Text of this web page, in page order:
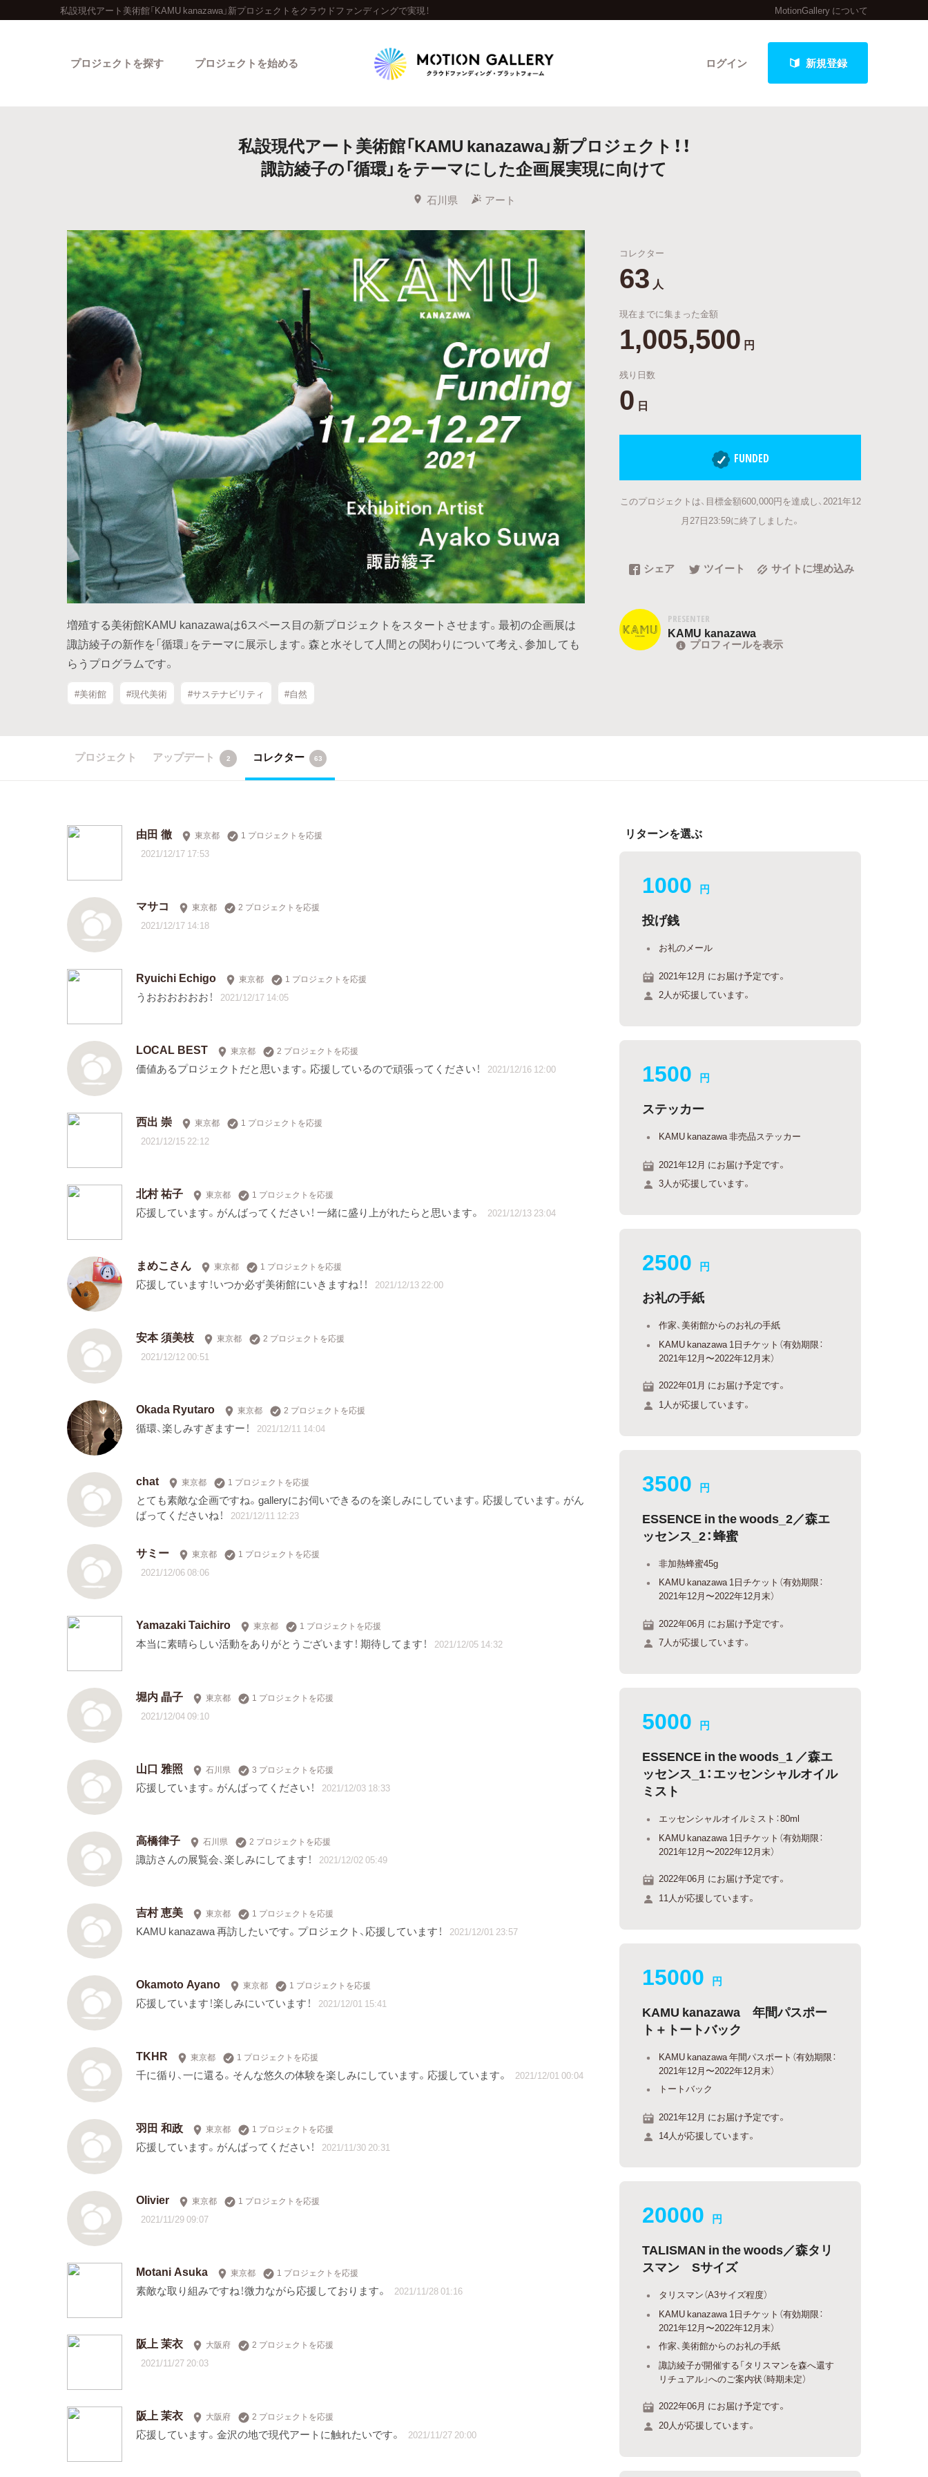
私設現代アート美術館「KAMU kanazawa」新プロジェクトをクラウドファンディングで実現！ MotionGallery について
ログイン 新規登録
プロジェクトを探す
人気のプロジェクト 新着プロジェクト 終了間近のプロジェクト
Feature
カテゴリーから探す タグから探す キュレーターから探す 特集から探す
Legendary
最新達成プロジェクト 調達額が大きいプロジェクト
プロジェクトを始める
私設現代アート美術館「KAMU kanazawa」新プロジェクト！！
諏訪綾子の「循環」をテーマにした企画展実現に向けて
石川県 アート
増殖する美術館KAMU kanazawaは6スペース目の新プロジェクトをスタートさせます。最初の企画展は
諏訪綾子の新作を「循環」をテーマに展示します。森と水そして人間との関わりについて考え、参加しても
らうプログラムです。
#美術館 #現代美術 #サステナビリティ #自然
コレクター
63 人
現在までに集まった金額
1,005,500 円
残り日数
0 日
FUNDED
このプロジェクトは、目標金額600,000円を達成し、2021年12
月27日23:59に終了しました。
シェア ツイート サイトに埋め込み
PRESENTER
KAMU kanazawa
プロフィールを表示
プロジェクト アップデート 2 コレクター 63
由田 徹 東京都 1 プロジェクトを応援
2021/12/17 17:53
マサコ 東京都 2 プロジェクトを応援
2021/12/17 14:18
Ryuichi Echigo 東京都 1 プロジェクトを応援
うおおおおおお！ 2021/12/17 14:05
LOCAL BEST 東京都 2 プロジェクトを応援
価値あるプロジェクトだと思います。応援しているので頑張ってください！ 2021/12/16 12:00
西出 崇 東京都 1 プロジェクトを応援
2021/12/15 22:12
北村 祐子 東京都 1 プロジェクトを応援
応援しています。がんばってください！ 一緒に盛り上がれたらと思います。 2021/12/13 23:04
まめこさん 東京都 1 プロジェクトを応援
応援しています！いつか必ず美術館にいきますね！！ 2021/12/13 22:00
安本 須美枝 東京都 2 プロジェクトを応援
2021/12/12 00:51
Okada Ryutaro 東京都 2 プロジェクトを応援
循環、楽しみすぎますー！ 2021/12/11 14:04
chat 東京都 1 プロジェクトを応援
とても素敵な企画ですね。galleryにお伺いできるのを楽しみにしています。応援しています。がん
ばってくださいね！
2021/12/11 12:23
サミー 東京都 1 プロジェクトを応援
2021/12/06 08:06
Yamazaki Taichiro 東京都 1 プロジェクトを応援
本当に素晴らしい活動をありがとうございます！ 期待してます！ 2021/12/05 14:32
堀内 晶子 東京都 1 プロジェクトを応援
2021/12/04 09:10
山口 雅照 石川県 3 プロジェクトを応援
応援しています。がんばってください！ 2021/12/03 18:33
高橋律子 石川県 2 プロジェクトを応援
諏訪さんの展覧会、楽しみにしてます！ 2021/12/02 05:49
吉村 恵美 東京都 1 プロジェクトを応援
KAMU kanazawa 再訪したいです。プロジェクト、応援しています！ 2021/12/01 23:57
Okamoto Ayano 東京都 1 プロジェクトを応援
応援しています！楽しみにいています！ 2021/12/01 15:41
TKHR 東京都 1 プロジェクトを応援
千に循り、一に還る。そんな悠久の体験を楽しみにしています。応援しています。 2021/12/01 00:04
羽田 和政 東京都 1 プロジェクトを応援
応援しています。がんばってください！ 2021/11/30 20:31
Olivier 東京都 1 プロジェクトを応援
2021/11/29 09:07
Motani Asuka 東京都 1 プロジェクトを応援
素敵な取り組みですね！微力ながら応援しております。 2021/11/28 01:16
阪上 茉衣 大阪府 2 プロジェクトを応援
2021/11/27 20:03
阪上 茉衣 大阪府 2 プロジェクトを応援
応援しています。金沢の地で現代アートに触れたいです。 2021/11/27 20:00
リターンを選ぶ
1000 円
投げ銭
お礼のメール
2021年12月 にお届け予定です。
2人が応援しています。
1500 円
ステッカー
KAMU kanazawa 非売品ステッカー
2021年12月 にお届け予定です。
3人が応援しています。
2500 円
お礼の手紙
作家、美術館からのお礼の手紙
KAMU kanazawa 1日チケット（有効期限：
2021年12月〜2022年12月末）
2022年01月 にお届け予定です。
1人が応援しています。
3500 円
ESSENCE in the woods_2／森エ
ッセンス_2：蜂蜜
非加熱蜂蜜45g
KAMU kanazawa 1日チケット（有効期限：
2021年12月〜2022年12月末）
2022年06月 にお届け予定です。
7人が応援しています。
5000 円
ESSENCE in the woods_1 ／森エ
ッセンス_1：エッセンシャルオイル
ミスト
エッセンシャルオイルミスト：80ml
KAMU kanazawa 1日チケット（有効期限：
2021年12月〜2022年12月末）
2022年06月 にお届け予定です。
11人が応援しています。
15000 円
KAMU kanazawa 年間パスポー
ト＋トートバック
KAMU kanazawa 年間パスポート（有効期限：
2021年12月〜2022年12月末）
トートバック
2021年12月 にお届け予定です。
14人が応援しています。
20000 円
TALISMAN in the woods／森タリ
スマン Sサイズ
タリスマン（A3サイズ程度）
KAMU kanazawa 1日チケット（有効期限：
2021年12月〜2022年12月末）
作家、美術館からのお礼の手紙
諏訪綾子が開催する「タリスマンを森へ還す
リチュアル」へのご案内状（時期未定）
2022年06月 にお届け予定です。
20人が応援しています。